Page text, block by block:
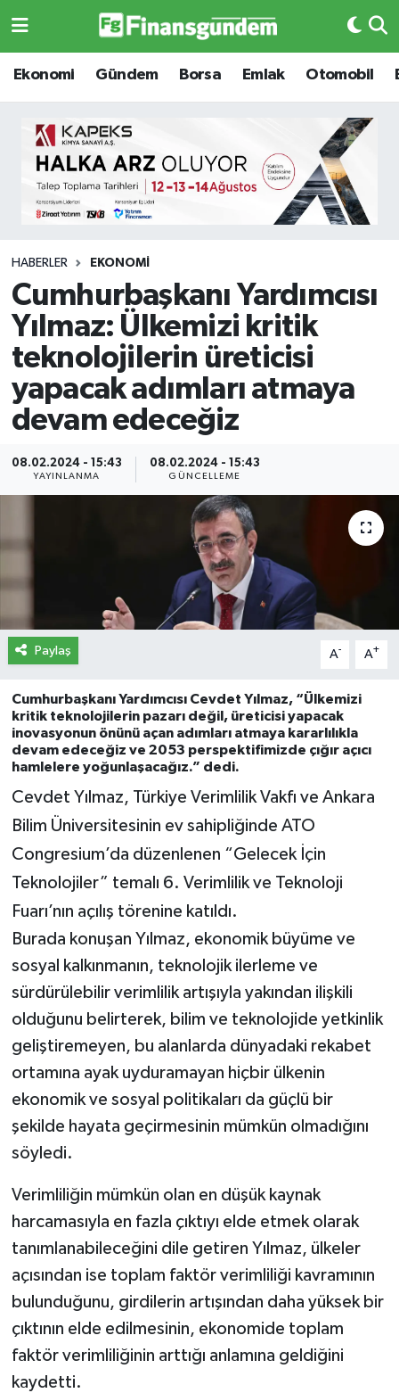
Ekonomi Gündem Borsa Emlak Otomobil
HABERLER EKONOMI
Cumhurbaşkanı Yardımcısı
Yılmaz: Ülkemizi kritik
teknolojilerin üreticisi
yapacak adımları atmaya
devam edeceğiz
08.02.2024 - 15:43
YAYINLANMA
08.02.2024 - 15:43
GÜNCELLEME
Paylaş A- A+
Cumhurbaşkanı Yardımcısı Cevdet Yılmaz, “Ülkemizi
kritik teknolojilerin pazarı değil, üreticisi yapacak
inovasyonun önünü açan adımları atmaya kararlılıkla
devam edeceğiz ve 2053 perspektifimizde çığır açıcı
hamlelere yoğunlaşacağız.” dedi.
Cevdet Yılmaz, Türkiye Verimlilik Vakfı ve Ankara
Bilim Üniversitesinin ev sahipliğinde ATO
Congresium’da düzenlenen “Gelecek İçin
Teknolojiler” temalı 6. Verimlilik ve Teknoloji
Fuarı’nın açılış törenine katıldı.
Burada konuşan Yılmaz, ekonomik büyüme ve
sosyal kalkınmanın, teknolojik ilerleme ve
sürdürülebilir verimlilik artışıyla yakından ilişkili
olduğunu belirterek, bilim ve teknolojide yetkinlik
geliştiremeyen, bu alanlarda dünyadaki rekabet
ortamına ayak uyduramayan hiçbir ülkenin
ekonomik ve sosyal politikaları da güçlü bir
şekilde hayata geçirmesinin mümkün olmadığını
söyledi.
Verimliliğin mümkün olan en düşük kaynak
harcamasıyla en fazla çıktıyı elde etmek olarak
tanımlanabileceğini dile getiren Yılmaz, ülkeler
açısından ise toplam faktör verimliliği kavramının
bulunduğunu, girdilerin artışından daha yüksek bir
çıktının elde edilmesinin, ekonomide toplam
faktör verimliliğinin arttığı anlamına geldiğini
kaydetti.
Ekonomi
Borsa
Emlak
Otomobil
Gizlilik Sözleşmesi
Hakkımızda
İletişim
Künye
Ekonomi
Borsa
Emlak
Emtia
BITCOIN
Yapay Zeka